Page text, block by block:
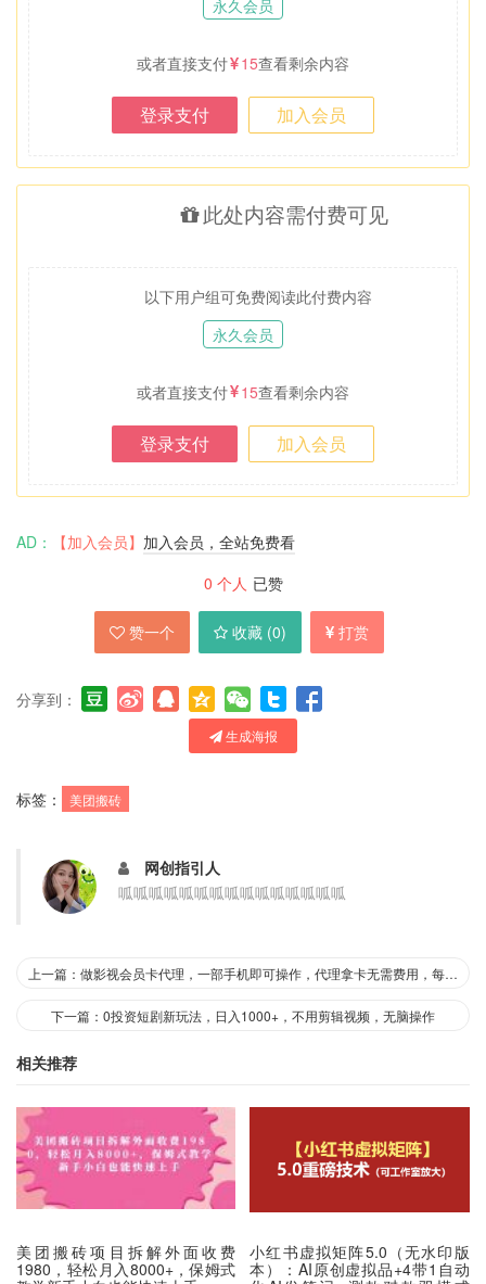
永久会员
或者直接支付 15查看剩余内容
登录支付 加入会员
此处内容需付费可见
以下用户组可免费阅读此付费内容
永久会员
或者直接支付 15查看剩余内容
登录支付 加入会员
AD： 【加入会员】 加入会员，全站免费看
0 个人 已赞
赞一个 收藏 (0) 打赏
分享到：
生成海报
标签： 美团搬砖
网创指引人
呱呱呱呱呱呱呱呱呱呱呱呱呱呱呱
上一篇：做影视会员卡代理，一部手机即可操作，代理拿卡无需费用，每日收入五百+
下一篇：0投资短剧新玩法，日入1000+，不用剪辑视频，无脑操作
相关推荐
美团搬砖项目拆解外面收费
1980，轻松月入8000+，保姆式
小红书虚拟矩阵5.0（无水印版
本）：AI原创虚拟品+4带1自动